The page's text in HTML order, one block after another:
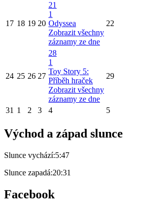
17 18 19 20
21
1
Odyssea
Zobrazit všechny
záznamy ze dne
22
24 25 26 27
28
1
Toy Story 5:
Příběh hraček
Zobrazit všechny
záznamy ze dne
29
31 1 2 3 4 5
Východ a západ slunce
Slunce vychází:5:47
Slunce zapadá:20:31
Facebook